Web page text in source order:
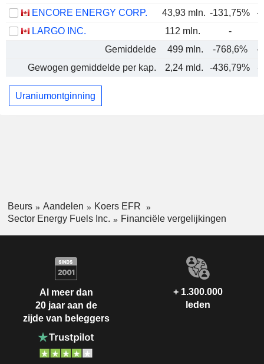
ENCORE ENERGY CORP.
43,93 mln. -131,75%
-
LARGO INC.
112 mln.
-
Gemiddelde
499 mln. -768,6%
-
Gewogen gemiddelde per kap.
2,24 mld. -436,79% -
Uraniumontginning
Beurs Aandelen
Koers EFR
Sector Energy Fuels Inc.
Financiële vergelijkingen
Al meer dan
20 jaar aan de
zijde van beleggers
+ 1.300.000
leden